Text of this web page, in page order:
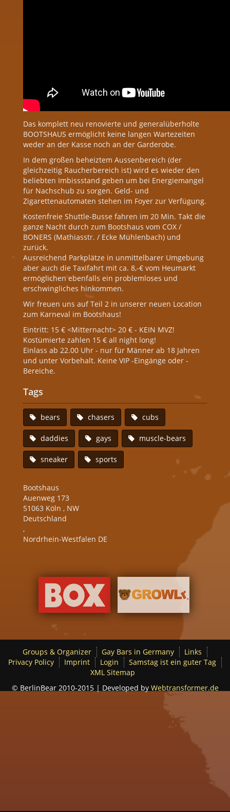
Das komplett neu renovierte und generalüberholte
BOOTSHAUS ermöglicht keine langen Wartezeiten
weder an der Kasse noch an der Garderobe.
In dem großen beheiztem Aussenbereich (der
gleichzeitig Raucherbereich ist) wird es wieder den
beliebten Imbissstand geben um bei Energiemangel
für Nachschub zu sorgen. Geld- und
Zigarettenautomaten stehen im Foyer zur Verfügung.
Kostenfreie Shuttle-Busse fahren im 20 Min. Takt die
ganze Nacht durch zum Bootshaus vom COX /
BONERS (Mathiasstr. / Ecke Mühlenbach) und
zurück.
Ausreichend Parkplätze in unmittelbarer Umgebung
aber auch die Taxifahrt mit ca. 8,-€ vom Heumarkt
ermöglichen ebenfalls ein problemloses und
erschwingliches hinkommen.
Wir freuen uns auf Teil 2 in unserer neuen Location
zum Karneval im Bootshaus!
Eintritt: 15 € <Mitternacht> 20 € - KEIN MVZ!
Kostümierte zahlen 15 € all night long!
Einlass ab 22.00 Uhr - nur für Männer ab 18 Jahren
und unter Vorbehalt. Keine VIP -Eingänge oder -
Bereiche.
Tags
bears chasers cubs
daddies gays muscle-bears
sneaker sports
Bootshaus
Auenweg 173
51063 Köln , NW
Deutschland
,
Nordrhein-Westfalen DE
Groups & Organizer Gay Bars in Germany
Links
Privacy Policy
Imprint Login
Samstag ist ein guter Tag
XML Sitemap
© BerlinBear 2010-2015 | Developed by Webtransformer.de